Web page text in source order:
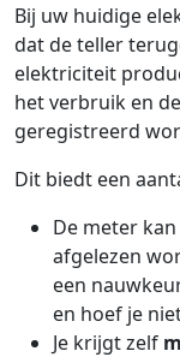
Bij uw huidige
dat de teller
elektriciteit
het verbruik en
geregistreerd
Dit biedt een
De meter
afgelezen
een
en hoef je
Je krijgt zelf